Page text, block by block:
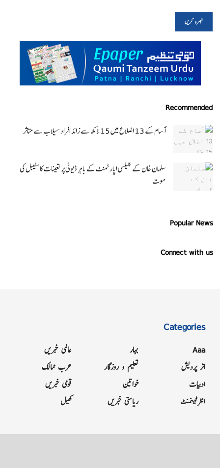
Recommended
آسام کے 13 اضلاع میں 15 لاکھ سے زائد افراد سیلاب سے متاثر
سلمان خان کے گلیکسی اپارٹمنٹ کے باہر ڈیوٹی پر تعینات کانسٹیبل کی
موت
Popular News
Connect with us
Categories
Aaa
اتر پردیش
ادبیات
انٹرٹینمنٹ
بہار
تعلیم و روزگار
خواتین
ریاستی خبریں
عالمی خبریں
عرب ممالک
قومی خبریں
کھیل